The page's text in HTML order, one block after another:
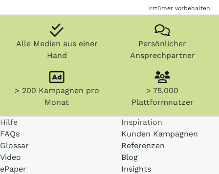
Irrtümer vorbehalten!
Alle Medien aus einer
Hand
Persönlicher
Ansprechpartner
> 200 Kampagnen pro
Monat
> 75.000
Plattformnutzer
Hilfe
FAQs
Glossar
Video
ePaper
Inspiration
Kunden Kampagnen
Referenzen
Blog
Insights